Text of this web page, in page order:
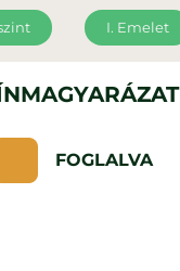
I. Emelet
FOGLALVA